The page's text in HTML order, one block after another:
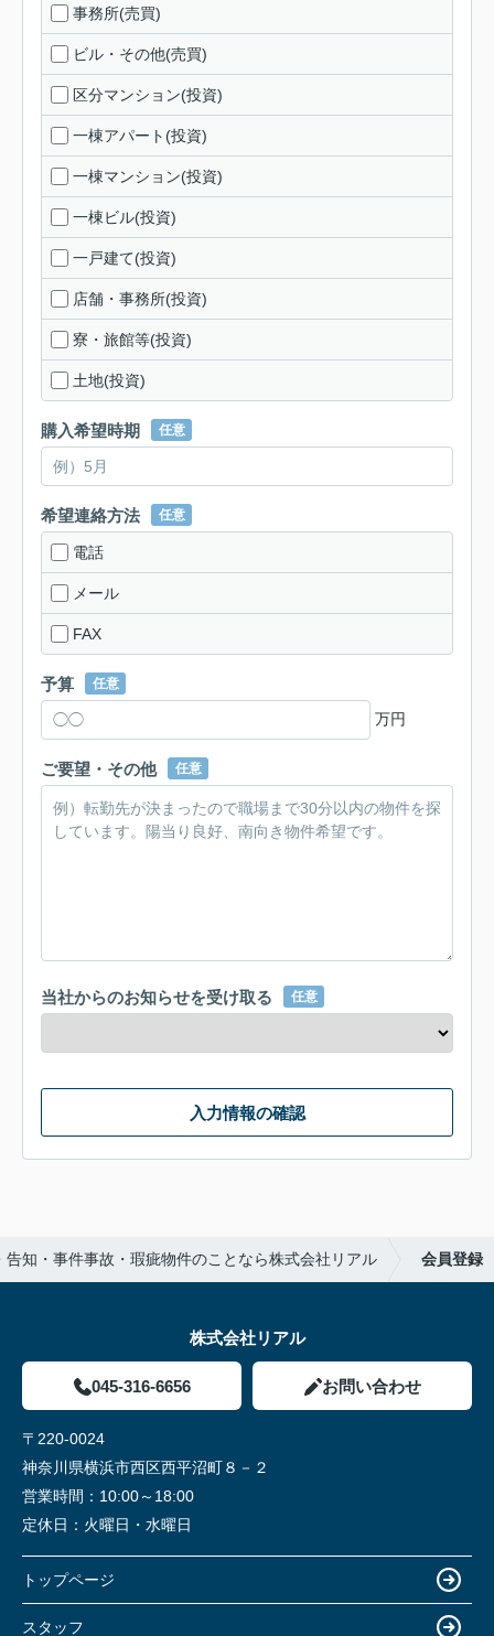
事務所(売買)
ビル・その他(売買)
区分マンション(投資)
一棟アパート(投資)
一棟マンション(投資)
一棟ビル(投資)
一戸建て(投資)
店舗・事務所(投資)
寮・旅館等(投資)
土地(投資)
購入希望時期 任意
希望連絡方法 任意
電話
メール
FAX
予算 任意
万円
ご要望・その他 任意
当社からのお知らせを受け取る 任意
入力情報の確認
知・事件事故・瑕疵物件のことなら株式会社リアル 会員登録
株式会社リアル
045-316-6656 お問い合わせ
〒220-0024
神奈川県横浜市西区西平沼町８－２
営業時間： 10:00～18:00
定休日： 火曜日・水曜日
トップページ
スタッフ